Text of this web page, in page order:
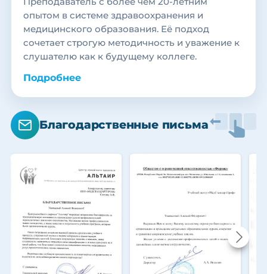
опытом в системе здравоохранения и
медицинского образования. Её подход
сочетает строгую методичность и уважение к
слушателю как к будущему коллеге.
Подробнее
Благодарственные письма